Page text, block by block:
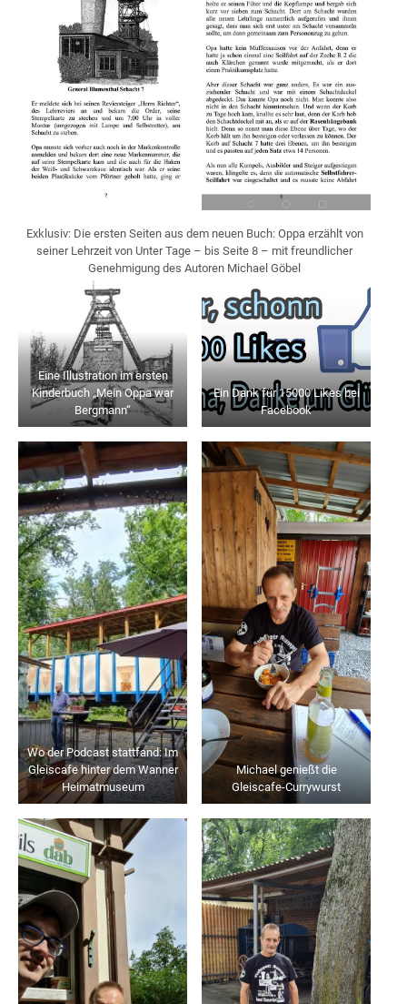
Exklusiv: Die ersten Seiten aus dem neuen Buch: Oppa erzählt von
seiner Lehrzeit von Unter Tage – bis Seite 8 – mit freundlicher
Genehmigung des Autoren Michael Göbel
Eine Illustration im ersten
Kinderbuch „Mein Oppa war
Bergmann“
Ein Dank für 15000 Likes bei
Facebook
Wo der Podcast stattfand: Im
Gleiscafe hinter dem Wanner
Heimatmuseum
Michael genießt die
Gleiscafe-Currywurst